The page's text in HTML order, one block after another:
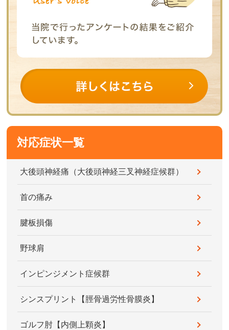
対応症状一覧
大後頭神経痛（大後頭神経三叉神経症候群）
首の痛み
腱板損傷
野球肩
インピンジメント症候群
シンスプリント【脛骨過労性骨膜炎】
ゴルフ肘【内側上顆炎】